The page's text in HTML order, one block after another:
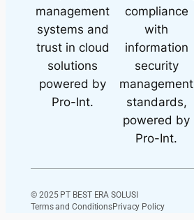
© 2025 PT BEST ERA SOLUSI
Terms and ConditionsPrivacy Policy